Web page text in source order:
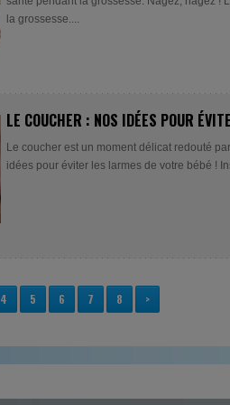
la grossesse....
LE COUCHER : NOS IDÉES POUR
Le coucher est un moment délicat redouté
idées pour éviter les larmes de votre bébé !
4 5 6 7 8 >